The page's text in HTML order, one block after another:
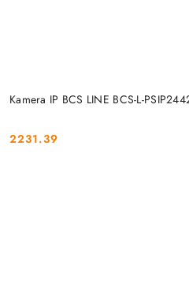
Kamera IP BCS LINE BCS-L-
Cena:
2231.39